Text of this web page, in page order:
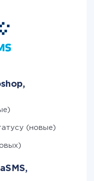
(новые)